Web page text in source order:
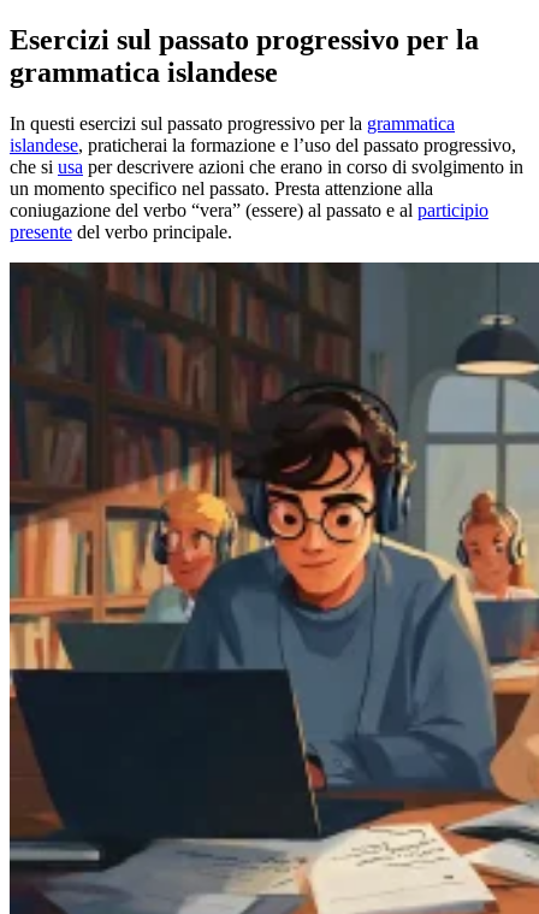
Esercizi sul passato progressivo per la
grammatica islandese
In questi esercizi sul passato progressivo per la grammatica
islandese, praticherai la formazione e l’uso del passato progressivo,
che si usa per descrivere azioni che erano in corso di svolgimento in
un momento specifico nel passato. Presta attenzione alla
coniugazione del verbo “vera” (essere) al passato e al participio
presente del verbo principale.